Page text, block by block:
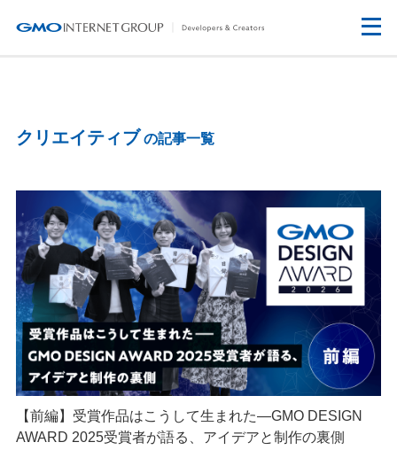
クリエイティブ の記事一覧
【前編】受賞作品はこうして生まれた—GMO DESIGN
AWARD 2025受賞者が語る、アイデアと制作の裏側